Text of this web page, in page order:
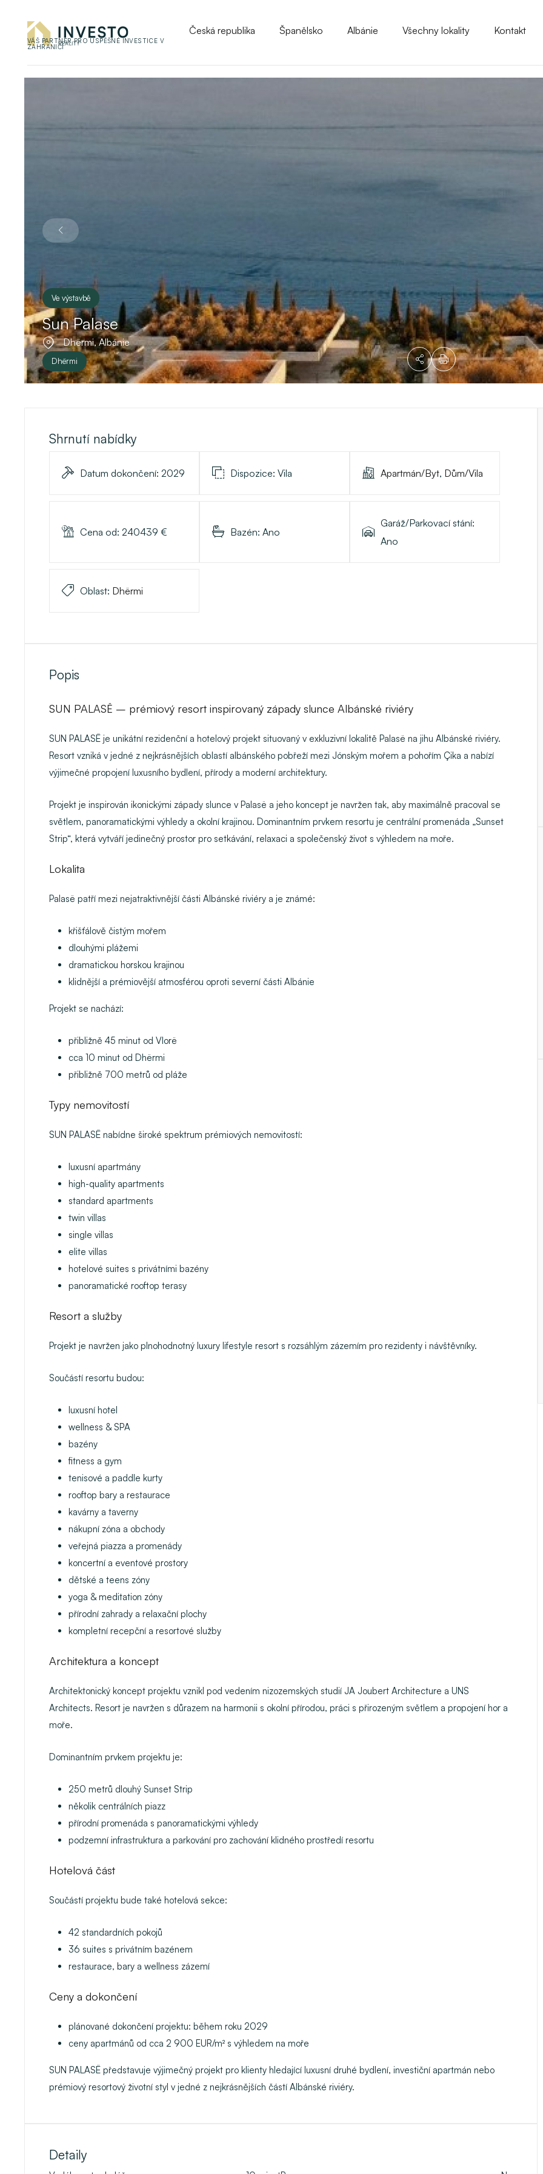
VÁŠ PARTNER PRO ÚSPĚŠNÉ INVESTICE V
ZAHRANIČÍ
Česká republika Španělsko Albánie Všechny lokality Kontakt
Ve výstavbě
Sun Palase
Dhërmi, Albánie
Dhërmi
Shrnutí nabídky
Datum dokončení: 2029 Dispozice: Vila Apartmán/Byt, Dům/Vila
Cena od: 240439 € Bazén: Ano
Garáž/Parkovací stání:
Ano
Oblast: Dhërmi
Popis
SUN PALASË – prémiový resort inspirovaný západy slunce Albánské riviéry
SUN PALASË je unikátní rezidenční a hotelový projekt situovaný v exkluzivní lokalitě Palasë na jihu Albánské riviéry.
Resort vzniká v jedné z nejkrásnějších oblastí albánského pobřeží mezi Jónským mořem a pohořím Çika a nabízí
výjimečné propojení luxusního bydlení, přírody a moderní architektury.
Projekt je inspirován ikonickými západy slunce v Palasë a jeho koncept je navržen tak, aby maximálně pracoval se
světlem, panoramatickými výhledy a okolní krajinou. Dominantním prvkem resortu je centrální promenáda „Sunset
Strip“, která vytváří jedinečný prostor pro setkávání, relaxaci a společenský život s výhledem na moře.
Lokalita
Palasë patří mezi nejatraktivnější části Albánské riviéry a je známé:
křišťálově čistým mořem
dlouhými plážemi
dramatickou horskou krajinou
klidnější a prémiovější atmosférou oproti severní části Albánie
Projekt se nachází:
přibližně 45 minut od Vlorë
cca 10 minut od Dhërmi
přibližně 700 metrů od pláže
Typy nemovitostí
SUN PALASË nabídne široké spektrum prémiových nemovitostí:
luxusní apartmány
high-quality apartments
standard apartments
twin villas
single villas
elite villas
hotelové suites s privátními bazény
panoramatické rooftop terasy
Resort a služby
Projekt je navržen jako plnohodnotný luxury lifestyle resort s rozsáhlým zázemím pro rezidenty i návštěvníky.
Součástí resortu budou:
luxusní hotel
wellness & SPA
bazény
fitness a gym
tenisové a paddle kurty
rooftop bary a restaurace
kavárny a taverny
nákupní zóna a obchody
veřejná piazza a promenády
koncertní a eventové prostory
dětské a teens zóny
yoga & meditation zóny
přírodní zahrady a relaxační plochy
kompletní recepční a resortové služby
Architektura a koncept
Architektonický koncept projektu vznikl pod vedením nizozemských studií JA Joubert Architecture a UNS
Architects. Resort je navržen s důrazem na harmonii s okolní přírodou, práci s přirozeným světlem a propojení hor a
moře.
Dominantním prvkem projektu je:
250 metrů dlouhý Sunset Strip
několik centrálních piazz
přírodní promenáda s panoramatickými výhledy
podzemní infrastruktura a parkování pro zachování klidného prostředí resortu
Hotelová část
Součástí projektu bude také hotelová sekce:
42 standardních pokojů
36 suites s privátním bazénem
restaurace, bary a wellness zázemí
Ceny a dokončení
plánované dokončení projektu: během roku 2029
ceny apartmánů od cca 2 900 EUR/m² s výhledem na moře
SUN PALASË představuje výjimečný projekt pro klienty hledající luxusní druhé bydlení, investiční apartmán nebo
prémiový resortový životní styl v jedné z nejkrásnějších částí Albánské riviéry.
Detaily